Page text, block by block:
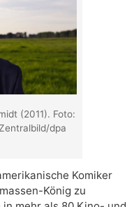
(2011). Foto:
dpa
Komiker
König zu